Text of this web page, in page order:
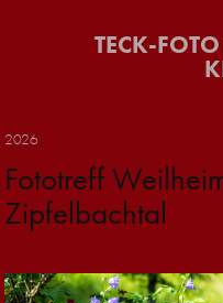
TECK-
2026
Fototreff
Zipfelbachtal